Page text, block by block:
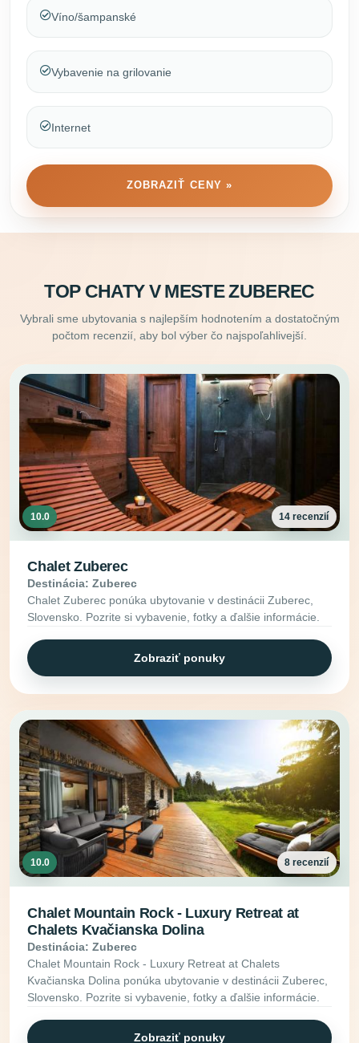
Víno/šampanské
Vybavenie na grilovanie
Internet
ZOBRAZIŤ CENY »
TOP CHATY V MESTE ZUBEREC
Vybrali sme ubytovania s najlepším hodnotením a dostatočným
počtom recenzií, aby bol výber čo najspoľahlivejší.
10.0 14 recenzií
Chalet Zuberec
Destinácia: Zuberec
Chalet Zuberec ponúka ubytovanie v destinácii Zuberec,
Slovensko. Pozrite si vybavenie, fotky a ďalšie informácie.
Zobraziť ponuky
10.0 8 recenzií
Chalet Mountain Rock - Luxury Retreat at
Chalets Kvačianska Dolina
Destinácia: Zuberec
Chalet Mountain Rock - Luxury Retreat at Chalets
Kvačianska Dolina ponúka ubytovanie v destinácii Zuberec,
Slovensko. Pozrite si vybavenie, fotky a ďalšie informácie.
Zobraziť ponuky